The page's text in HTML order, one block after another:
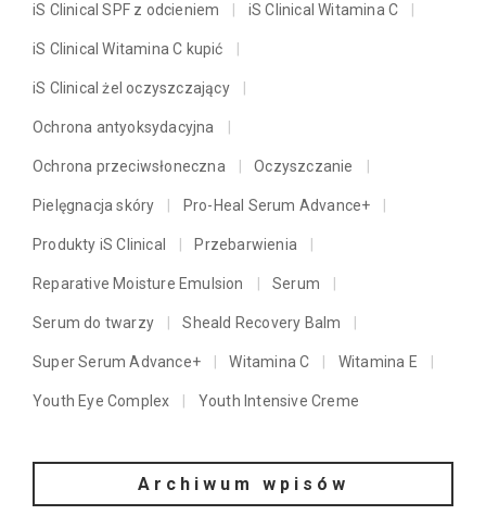
iS Clinical SPF z odcieniem iS Clinical Witamina C
iS Clinical Witamina C kupić
iS Clinical żel oczyszczający
Ochrona antyoksydacyjna
Ochrona przeciwsłoneczna Oczyszczanie
Pielęgnacja skóry Pro-Heal Serum Advance+
Produkty iS Clinical Przebarwienia
Reparative Moisture Emulsion Serum
Serum do twarzy Sheald Recovery Balm
Super Serum Advance+ Witamina C Witamina E
Youth Eye Complex Youth Intensive Creme
Archiwum wpisów